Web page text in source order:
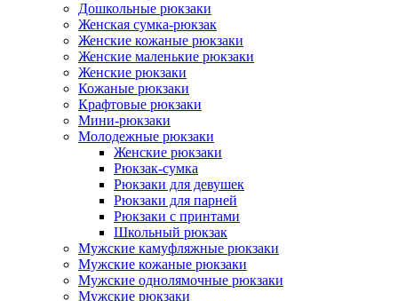
Дошкольные рюкзаки
Женская сумка-рюкзак
Женские кожаные рюкзаки
Женские маленькие рюкзаки
Женские рюкзаки
Кожаные рюкзаки
Крафтовые рюкзаки
Мини-рюкзаки
Молодежные рюкзаки
Женские рюкзаки
Рюкзак-сумка
Рюкзаки для девушек
Рюкзаки для парней
Рюкзаки с принтами
Школьный рюкзак
Мужские камуфляжные рюкзаки
Мужские кожаные рюкзаки
Мужские однолямочные рюкзаки
Мужские рюкзаки